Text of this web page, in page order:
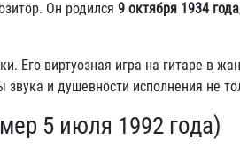
Он родился 9 октября 1934 года
Его виртуозная игра на гитаре в
и душевности исполнения не
5 июля 1992 года)